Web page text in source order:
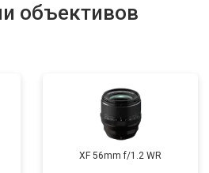
объективов
XF 56mm f/1.2 WR